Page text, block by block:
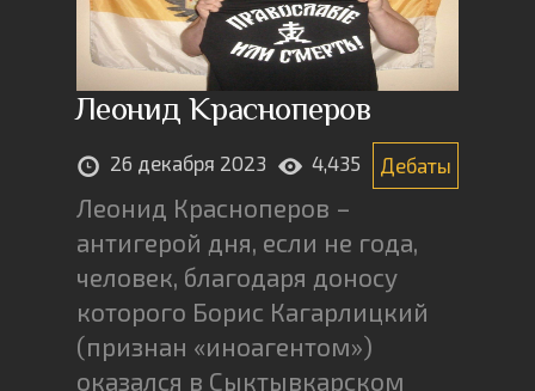
Леонид Красноперов
26 декабря 2023 4,435 Дебаты
Леонид Красноперов –
антигерой дня, если не года,
человек, благодаря доносу
которого Борис Кагарлицкий
(признан «иноагентом»)
оказался в Сыктывкарском